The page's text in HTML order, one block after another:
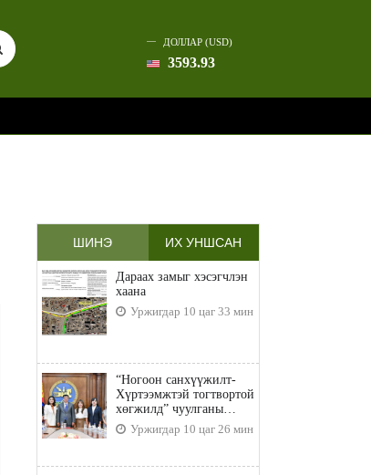
ДОЛЛАР (USD)
3593.93
ШИНЭ ИХ УНШСАН
Дараах замыг хэсэгчлэн
хаана
Уржигдар 10 цаг 33 мин
“Ногоон санхүүжилт-
Хүртээмжтэй тогтвортой
хөгжилд” чуулганы
бэлтгэл ажил, зорилго,
хүрэх үр дүнгийн талаар
Уржигдар 10 цаг 26 мин